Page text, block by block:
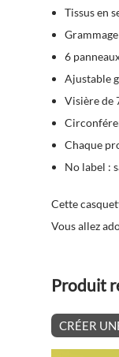
Tissus en
6
Ajustable
Visière de
Chaque
No label :
Cette
Vous allez
Produit
CRÉER